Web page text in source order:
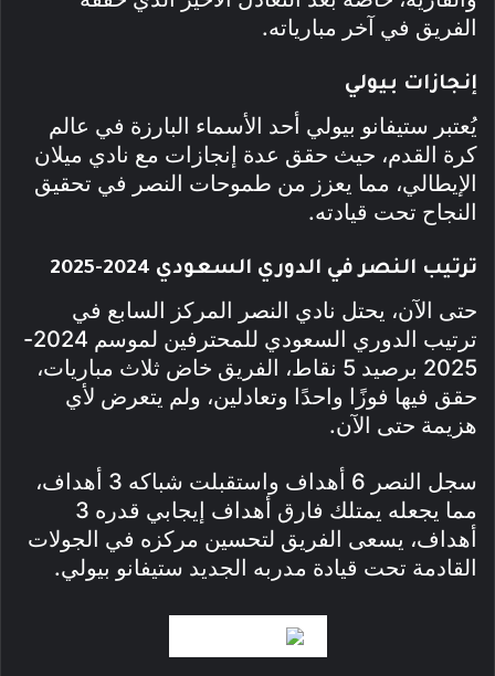
الفريق في آخر مبارياته.
إنجازات بيولي
يُعتبر ستيفانو بيولي أحد الأسماء البارزة في عالم
كرة القدم، حيث حقق عدة إنجازات مع نادي ميلان
الإيطالي، مما يعزز من طموحات النصر في تحقيق
النجاح تحت قيادته.
ترتيب النصر في الدوري السعودي 2024-2025
حتى الآن، يحتل نادي النصر المركز السابع في
ترتيب الدوري السعودي للمحترفين لموسم 2024-
2025 برصيد 5 نقاط، الفريق خاض ثلاث مباريات،
حقق فيها فوزًا واحدًا وتعادلين، ولم يتعرض لأي
هزيمة حتى الآن.
سجل النصر 6 أهداف واستقبلت شباكه 3 أهداف،
مما يجعله يمتلك فارق أهداف إيجابي قدره 3
أهداف، يسعى الفريق لتحسين مركزه في الجولات
القادمة تحت قيادة مدربه الجديد ستيفانو بيولي.